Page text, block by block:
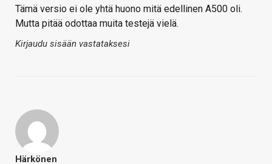
Tämä versio ei ole yhtä huono mitä edellinen A500 oli.
Mutta pitää odottaa muita testejä vielä.
Kirjaudu sisään vastataksesi
Härkönen